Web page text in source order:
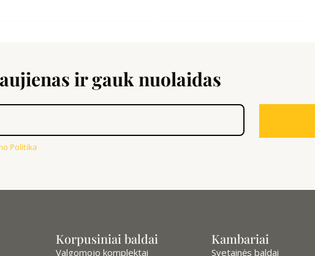
ir gauk nuolaidas
Politika
Korpusiniai baldai
Valgomojo komplektai
Kambariai
Svetainės baldai